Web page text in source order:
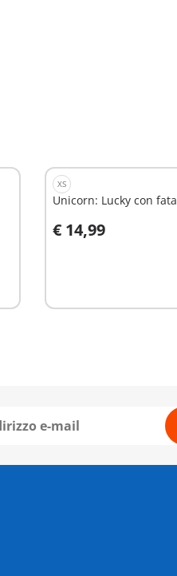
XS
Unicorn: Lucky con fata
€ 14,99
Aggiungi al carrello